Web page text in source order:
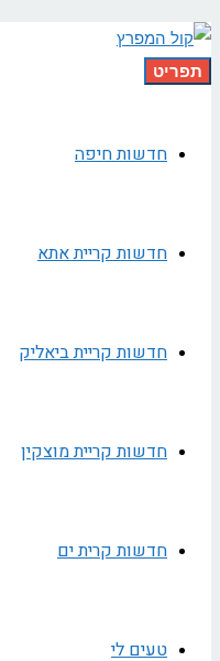
תפריט
חדשות חיפה
חדשות קריית אתא
חדשות קריית ביאליק
חדשות קריית מוצקין
חדשות קרית ים
טעים לי